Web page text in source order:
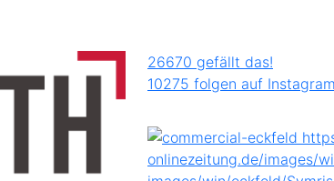
26670 gefällt das!
10275 folgen auf